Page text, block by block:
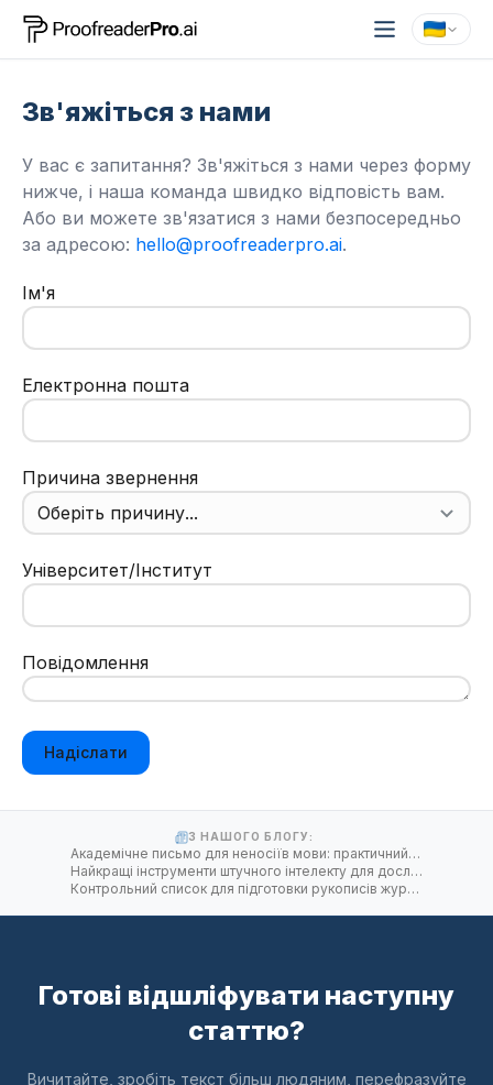
Зв'яжіться з нами
У вас є запитання? Зв'яжіться з нами через форму
нижче, і наша команда швидко відповість вам.
Або ви можете зв'язатися з нами безпосередньо
за адресою: hello@proofreaderpro.ai.
Ім'я
Електронна пошта
Причина звернення
Університет/Інститут
Повідомлення
Надіслати
З НАШОГО БЛОГУ:
Академічне письмо для неносіїв мови: практичний посібник
Найкращі інструменти штучного інтелекту для дослідників англійської мови, які не є рідною мовою, у 2026 році
Контрольний список для підготовки рукописів журналу: надсилайте з упевненістю
Готові відшліфувати наступну
статтю?
Вичитайте, зробіть текст більш людяним, перефразуйте